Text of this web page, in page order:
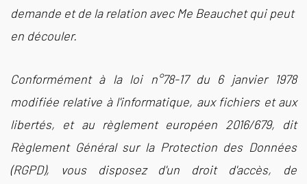
demande et de la relation avec Me Beauchet qui peut
en découler.
Conformément à la loi n°78-17 du 6 janvier 1978
modifiée relative à l'informatique, aux fichiers et aux
libertés, et au règlement européen 2016/679, dit
Règlement Général sur la Protection des Données
(RGPD), vous disposez d'un droit d'accès, de